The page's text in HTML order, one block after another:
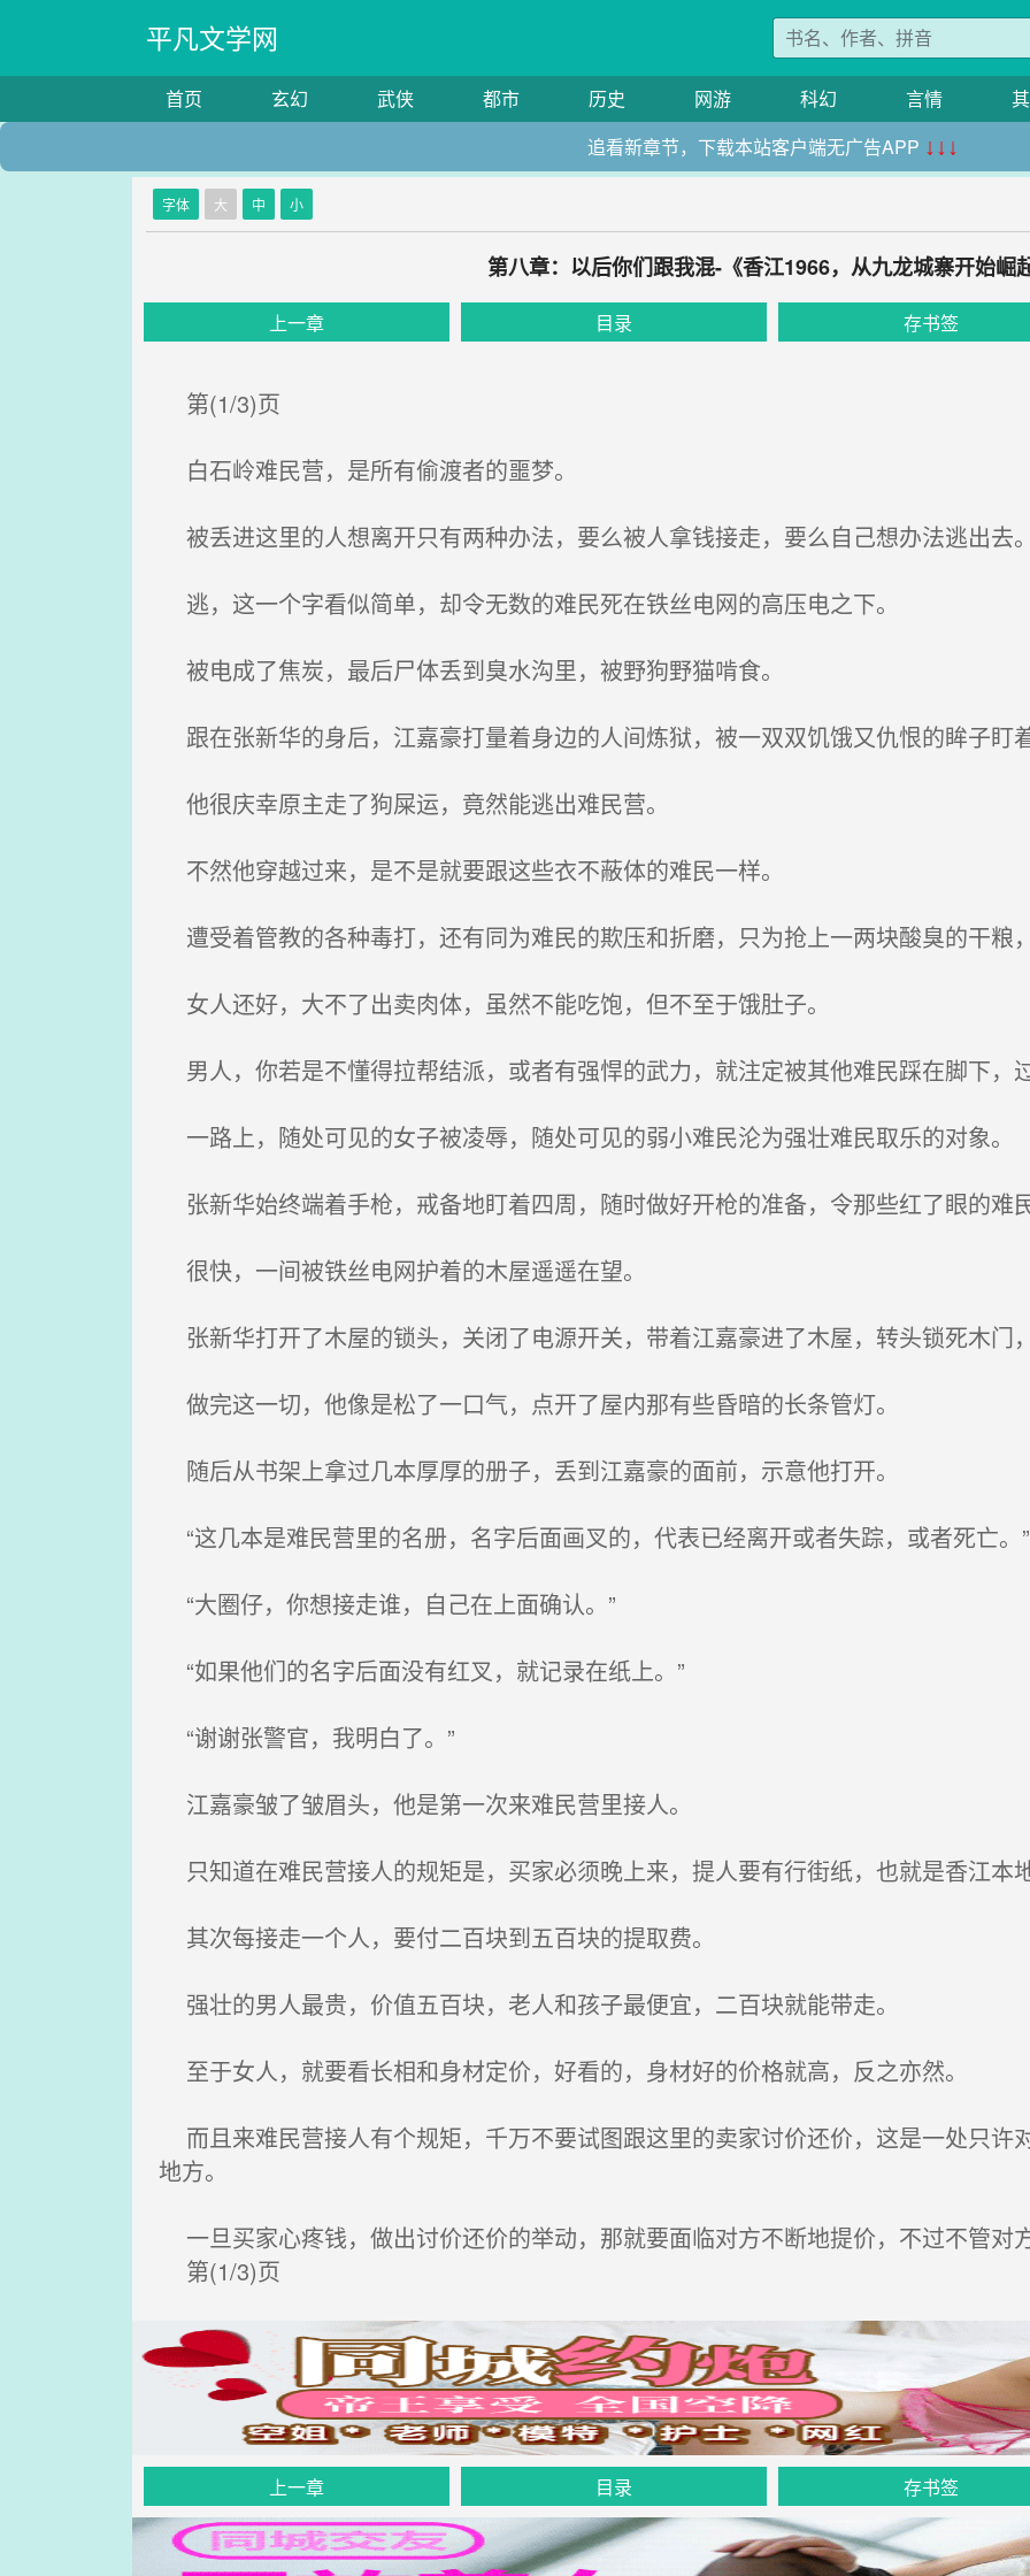
平凡文学网
首页 玄幻 武侠 都市 历史 网游 科幻 言情
追看新章节，下载本站客户端无广告APP ↓↓↓
字体 大 中 小
第八章：以后你们跟我混-《香江1966，从九龙城寨开始崛
上一章 目录 存书签
第(1/3)页
白石岭难民营，是所有偷渡者的噩梦。
被丢进这里的人想离开只有两种办法，要么被人拿钱接走，要么自己想办法逃出去。
逃，这一个字看似简单，却令无数的难民死在铁丝电网的高压电之下。
被电成了焦炭，最后尸体丢到臭水沟里，被野狗野猫啃食。
跟在张新华的身后，江嘉豪打量着身边的人间炼狱，被一双双饥饿又仇恨的眸子盯着
他很庆幸原主走了狗屎运，竟然能逃出难民营。
不然他穿越过来，是不是就要跟这些衣不蔽体的难民一样。
遭受着管教的各种毒打，还有同为难民的欺压和折磨，只为抢上一两块酸臭的干粮
女人还好，大不了出卖肉体，虽然不能吃饱，但不至于饿肚子。
男人，你若是不懂得拉帮结派，或者有强悍的武力，就注定被其他难民踩在脚下，
一路上，随处可见的女子被凌辱，随处可见的弱小难民沦为强壮难民取乐的对象。
张新华始终端着手枪，戒备地盯着四周，随时做好开枪的准备，令那些红了眼的难
很快，一间被铁丝电网护着的木屋遥遥在望。
张新华打开了木屋的锁头，关闭了电源开关，带着江嘉豪进了木屋，转头锁死木门
做完这一切，他像是松了一口气，点开了屋内那有些昏暗的长条管灯。
随后从书架上拿过几本厚厚的册子，丢到江嘉豪的面前，示意他打开。
“这几本是难民营里的名册，名字后面画叉的，代表已经离开或者失踪，或者死亡。”
“大圈仔，你想接走谁，自己在上面确认。”
“如果他们的名字后面没有红叉，就记录在纸上。”
“谢谢张警官，我明白了。”
江嘉豪皱了皱眉头，他是第一次来难民营里接人。
只知道在难民营接人的规矩是，买家必须晚上来，提人要有行街纸，也就是香江本
其次每接走一个人，要付二百块到五百块的提取费。
强壮的男人最贵，价值五百块，老人和孩子最便宜，二百块就能带走。
至于女人，就要看长相和身材定价，好看的，身材好的价格就高，反之亦然。
而且来难民营接人有个规矩，千万不要试图跟这里的卖家讨价还价，这是一处只许
地方。
一旦买家心疼钱，做出讨价还价的举动，那就要面临对方不断地提价，不过不管对
第(1/3)页
上一章 目录 存书签